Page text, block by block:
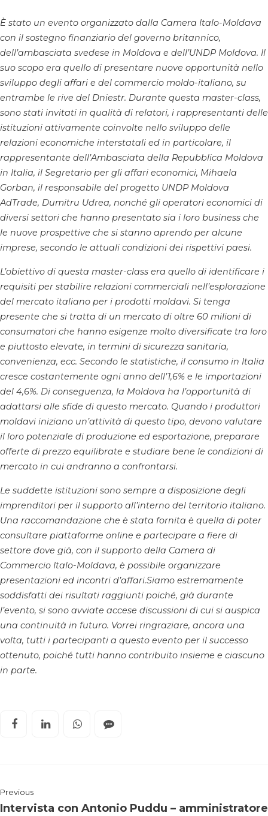
È stato un evento organizzato dalla Camera Italo-Moldava
con il sostegno finanziario del governo britannico,
dell’ambasciata svedese in Moldova e dell’UNDP Moldova. Il
suo scopo era quello di presentare nuove opportunità nello
sviluppo degli affari e del commercio moldo-italiano, su
entrambe le rive del Dniestr. Durante questa master-class,
sono stati invitati in qualità di relatori, i rappresentanti delle
istituzioni attivamente coinvolte nello sviluppo delle
relazioni economiche interstatali ed in particolare, il
rappresentante dell’Ambasciata della Repubblica Moldova
in Italia, il Segretario per gli affari economici, Mihaela
Gorban, il responsabile del progetto UNDP Moldova
AdTrade, Dumitru Udrea, nonché gli operatori economici di
diversi settori che hanno presentato sia i loro business che
le nuove prospettive che si stanno aprendo per alcune
imprese, secondo le attuali condizioni dei rispettivi paesi.
L’obiettivo di questa master-class era quello di identificare i
requisiti per stabilire relazioni commerciali nell’esplorazione
del mercato italiano per i prodotti moldavi. Si tenga
presente che si tratta di un mercato di oltre 60 milioni di
consumatori che hanno esigenze molto diversificate tra loro
e piuttosto elevate, in termini di sicurezza sanitaria,
convenienza, ecc. Secondo le statistiche, il consumo in Italia
cresce costantemente ogni anno dell’1,6% e le importazioni
del 4,6%. Di conseguenza, la Moldova ha l’opportunità di
adattarsi alle sfide di questo mercato. Quando i produttori
moldavi iniziano un’attività di questo tipo, devono valutare
il loro potenziale di produzione ed esportazione, preparare
offerte di prezzo equilibrate e studiare bene le condizioni di
mercato in cui andranno a confrontarsi.
Le suddette istituzioni sono sempre a disposizione degli
imprenditori per il supporto all’interno del territorio italiano.
Una raccomandazione che è stata fornita è quella di poter
consultare piattaforme online e partecipare a fiere di
settore dove già, con il supporto della Camera di
Commercio Italo-Moldava, è possibile organizzare
presentazioni ed incontri d’affari.Siamo estremamente
soddisfatti dei risultati raggiunti poiché, già durante
l’evento, si sono avviate accese discussioni di cui si auspica
una continuità in futuro. Vorrei ringraziare, ancora una
volta, tutti i partecipanti a questo evento per il successo
ottenuto, poiché tutti hanno contribuito insieme e ciascuno
in parte.
Previous
Intervista con Antonio Puddu – amministratore